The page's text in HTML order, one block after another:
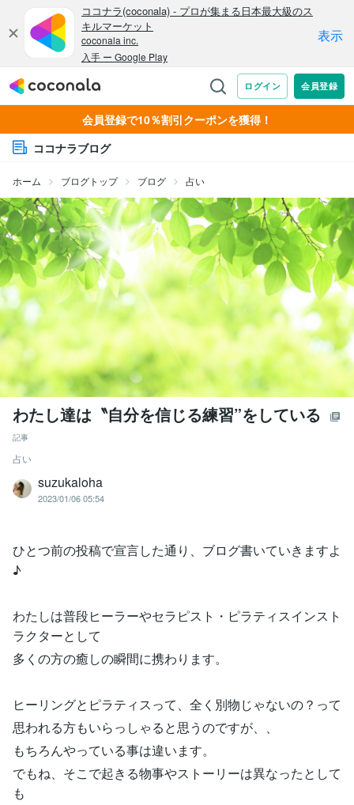
会員登録で10％割引クーポンを獲得！
ココナラブログ
ホーム ブログトップ ブログ 占い
わたし達は〝自分を信じる練習”をしている
記事
占い
suzukaloha
2023/01/06 05:54
ひとつ前の投稿で宣言した通り、ブログ書いていきますよ
♪
わたしは普段ヒーラーやセラピスト・ピラティスインスト
ラクターとして
多くの方の癒しの瞬間に携わります。
ヒーリングとピラティスって、全く別物じゃないの？って
思われる方もいらっしゃると思うのですが、、
もちろんやっている事は違います。
でもね、そこで起きる物事やストーリーは異なったとして
も